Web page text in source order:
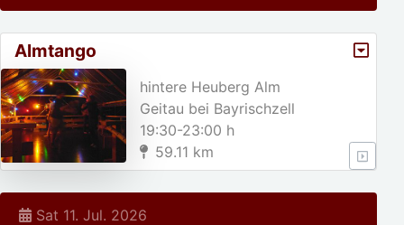
Almtango
hintere Heuberg Alm
Geitau bei Bayrischzell
19:30-23:00 h
59.11 km
Sat 11. Jul. 2026